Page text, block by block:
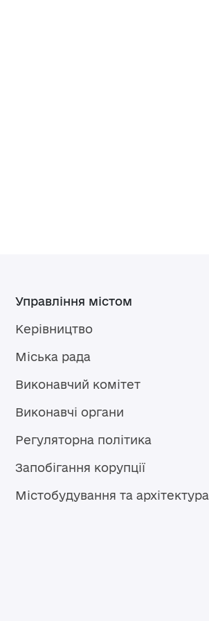
Управління містом
Керівництво
Міська рада
Виконавчий комітет
Виконавчі органи
Регуляторна політика
Запобігання корупції
Містобудування та архітектура